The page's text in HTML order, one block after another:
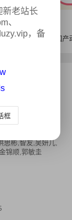
AI漫剧 国
더 킬러스
思彬,智友,吴妍儿,
锦顺,郭敏圭
新老站长
、
，备
框